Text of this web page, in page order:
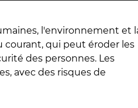
l'environnement et
courant, qui peut éroder les
des personnes. Les
avec des risques de